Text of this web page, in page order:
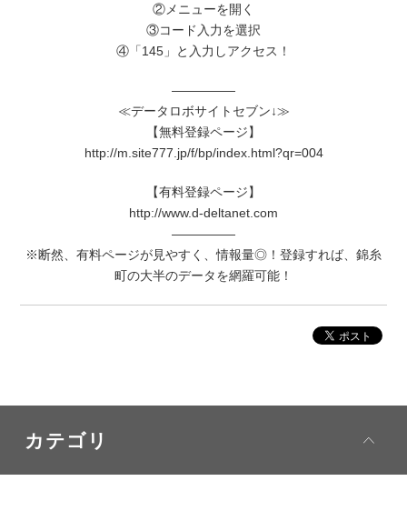
②メニューを開く
③コード入力を選択
④「145」と入力しアクセス！
―――――
≪データロボサイトセブン↓≫
【無料登録ページ】
http://m.site777.jp/f/bp/index.html?qr=004
【有料登録ページ】
http://www.d-deltanet.com
―――――
※断然、有料ページが見やすく、情報量◎！登録すれば、錦糸
町の大半のデータを網羅可能！
カテゴリ